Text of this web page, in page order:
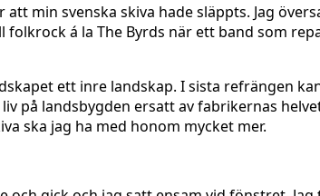
min svenska skiva hade släppts. Jag
á la The Byrds när ett band som
ett inre landskap. I sista refrängen
landsbygden ersatt av fabrikernas
ska jag ha med honom mycket mer.